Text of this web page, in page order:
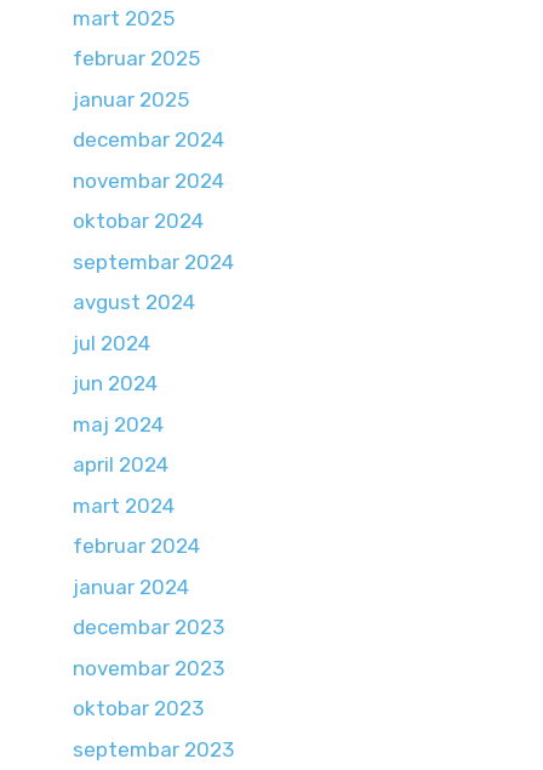
mart 2025
februar 2025
januar 2025
decembar 2024
novembar 2024
oktobar 2024
septembar 2024
avgust 2024
jul 2024
jun 2024
maj 2024
april 2024
mart 2024
februar 2024
januar 2024
decembar 2023
novembar 2023
oktobar 2023
septembar 2023